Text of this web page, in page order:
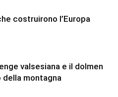
costruirono l’Europa
valsesiana e il dolmen
montagna